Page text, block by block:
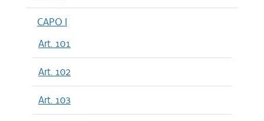
CAPO I
Art. 101
Art. 102
Art. 103